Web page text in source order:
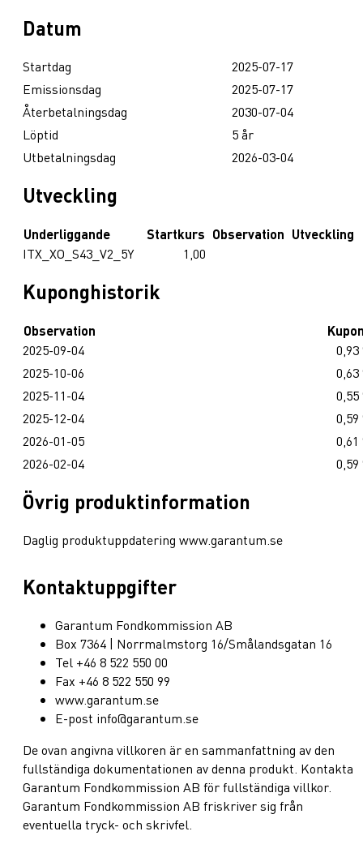
Datum
Startdag
2025-07-17
Emissionsdag
2025-07-17
Återbetalningsdag
2030-07-04
Löptid
5 år
Utbetalningsdag
2026-03-04
Utveckling
Underliggande Startkurs Observation Utveckling
ITX_XO_S43_V2_5Y
1,00
Kuponghistorik
Observation
2025-09-04
0,93
2025-10-06
0,63
2025-11-04
0,55
2025-12-04
0,59
2026-01-05
0,61
2026-02-04
0,59
Övrig produktinformation
Daglig produktuppdatering www.garantum.se
Kontaktuppgifter
Garantum Fondkommission AB
Box 7364 | Norrmalmstorg 16/Smålandsgatan 16
Tel +46 8 522 550 00
Fax +46 8 522 550 99
www.garantum.se
E-post info@garantum.se
De ovan angivna villkoren är en sammanfattning av den
fullständiga dokumentationen av denna produkt. Kontakta
Garantum Fondkommission AB för fullständiga villkor.
Garantum Fondkommission AB friskriver sig från
eventuella tryck- och skrivfel.